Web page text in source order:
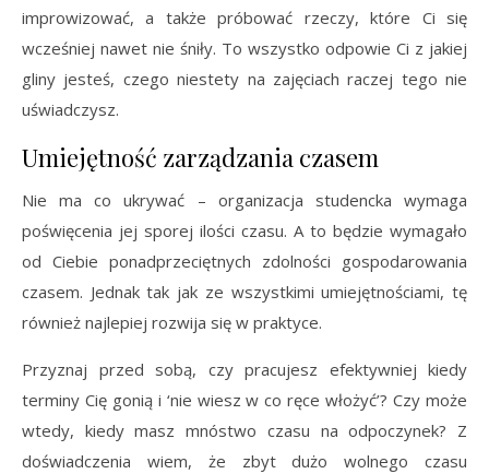
improwizować, a także próbować rzeczy, które Ci się
wcześniej nawet nie śniły. To wszystko odpowie Ci z jakiej
gliny jesteś, czego niestety na zajęciach raczej tego nie
uświadczysz.
Umiejętność zarządzania czasem
Nie ma co ukrywać – organizacja studencka wymaga
poświęcenia jej sporej ilości czasu. A to będzie wymagało
od Ciebie ponadprzeciętnych zdolności gospodarowania
czasem. Jednak tak jak ze wszystkimi umiejętnościami, tę
również najlepiej rozwija się w praktyce.
Przyznaj przed sobą, czy pracujesz efektywniej kiedy
terminy Cię gonią i ‘nie wiesz w co ręce włożyć’? Czy może
wtedy, kiedy masz mnóstwo czasu na odpoczynek? Z
doświadczenia wiem, że zbyt dużo wolnego czasu